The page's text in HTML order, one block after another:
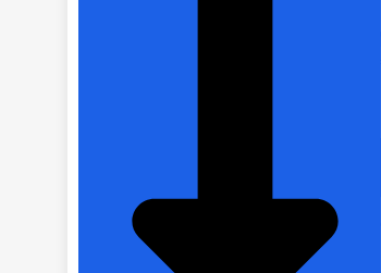
Van 1 Chiều Đồng
Sản xuất tại Việt